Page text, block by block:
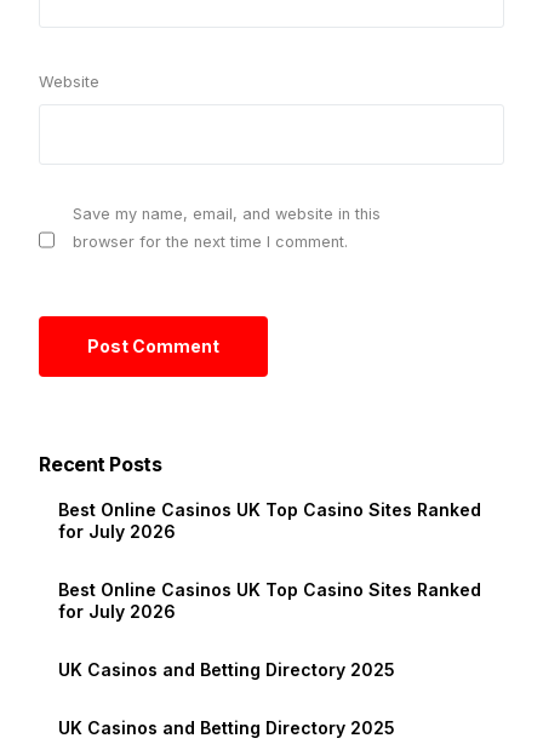
Website
Save my name, email, and website in this
browser for the next time I comment.
Recent Posts
Best Online Casinos UK Top Casino Sites Ranked
for July 2026
Best Online Casinos UK Top Casino Sites Ranked
for July 2026
UK Casinos and Betting Directory 2025
UK Casinos and Betting Directory 2025